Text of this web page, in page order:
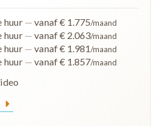
huur — vanaf € 1.775/maand
huur — vanaf € 2.063/maand
huur — vanaf € 1.981/maand
huur — vanaf € 1.857/maand